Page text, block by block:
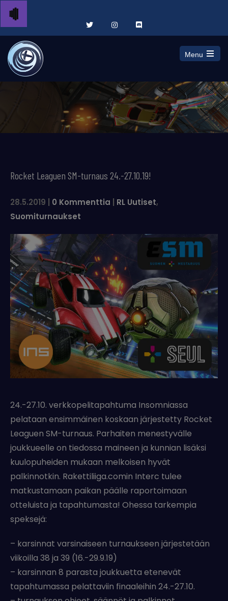
Menu
Open
menu
Rocket Leaguen SM-turnaus 24.-27.10.19!
28.5.2019 0 Kommenttia RL Uutiset,
Suomiturnaukset
24.-27.10. verkkopelitapahtuma Insomniassa
pelataan ensimmäinen koskaan järjestetty Rocket
Leaguen SM-turnaus. Parhaiten menestyvälle
joukkueelle on tiedossa maineen ja kunnian lisäksi
kuulopuheiden mukaan melkoisen hyvät
palkinnotkin. Rakettiliiga.comin Interc tulee
matkustamaan paikan päälle raportoimaan
otteluista ja tapahtumasta! Ohessa tarkempia
speksejä:
– karsinnat varsinaiseen turnaukseen järjestetään
viikoilla 38 ja 39 (16.-29.9.19)
– karsinnan 8 parasta joukkuetta etenevät
tapahtumassa pelattaviin finaaleihin 24.-27.10.